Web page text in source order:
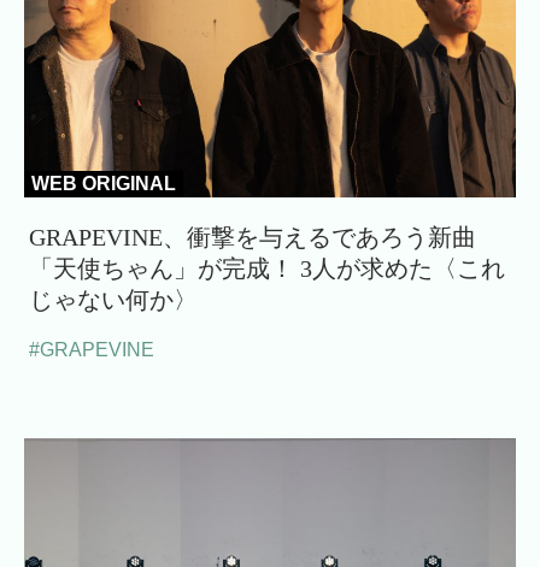
WEB ORIGINAL
GRAPEVINE、衝撃を与えるであろう新曲
「天使ちゃん」が完成！ 3人が求めた〈これ
じゃない何か〉
#GRAPEVINE